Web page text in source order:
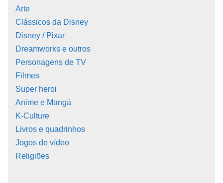
Arte
Clássicos da Disney
Disney / Pixar
Dreamworks e outros
Personagens de TV
Filmes
Super heroi
Anime e Mangá
K-Culture
Livros e quadrinhos
Jogos de vídeo
Religiões